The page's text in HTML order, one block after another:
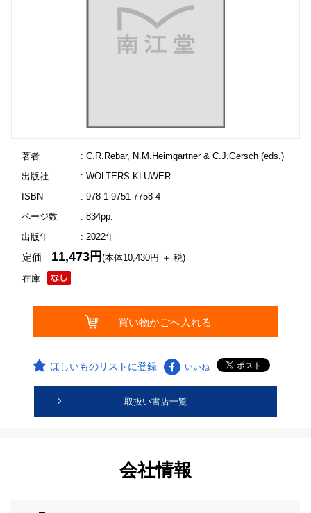
著者
: C.R.Rebar, N.M.Heimgartner & C.J.Gersch (eds.)
出版社
: WOLTERS KLUWER
ISBN
: 978-1-9751-7758-4
ページ数
: 834pp.
出版年
: 2022年
在庫
定価 11,473円(本体10,430円 ＋ 税)
ほしいものリストに登録 いいね
取扱い書店一覧
会社情報